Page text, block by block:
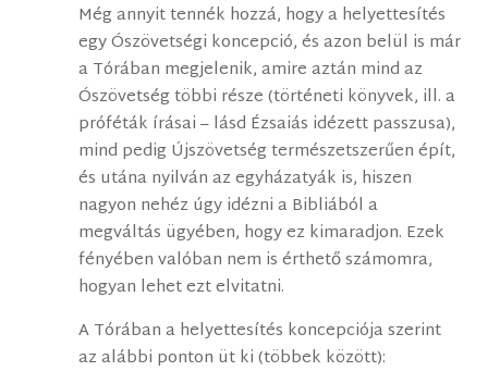
Még annyit tennék hozzá, hogy a helyettesítés
egy Ószövetségi koncepció, és azon belül is már
a Tórában megjelenik, amire aztán mind az
Ószövetség többi része (történeti könyvek, ill. a
próféták írásai – lásd Ézsaiás idézett passzusa),
mind pedig Újszövetség természetszerűen épít,
és utána nyilván az egyházatyák is, hiszen
nagyon nehéz úgy idézni a Bibliából a
megváltás ügyében, hogy ez kimaradjon. Ezek
fényében valóban nem is érthető számomra,
hogyan lehet ezt elvitatni.
A Tórában a helyettesítés koncepciója szerint
az alábbi ponton üt ki (többek között):